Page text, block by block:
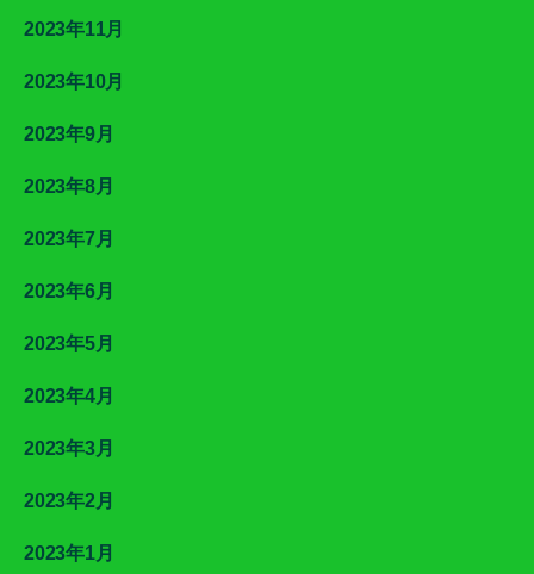
2023年11月
2023年10月
2023年9月
2023年8月
2023年7月
2023年6月
2023年5月
2023年4月
2023年3月
2023年2月
2023年1月